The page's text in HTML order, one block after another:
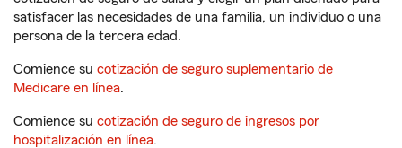
satisfacer las necesidades de una familia, un individuo o una
persona de la tercera edad.
Comience su cotización de seguro suplementario de
Medicare en línea.
Comience su cotización de seguro de ingresos por
hospitalización en línea.